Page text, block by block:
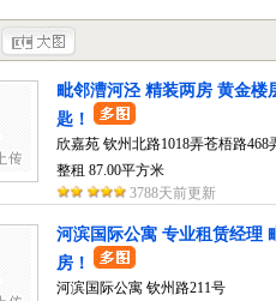
毗邻漕河泾 精装两房 黄金楼
匙！
欣嘉苑 钦州北路1018弄苍梧路468
整租 87.00平方米
3788天前更新
河滨国际公寓 专业租赁经理
房！
河滨国际公寓 钦州路211号